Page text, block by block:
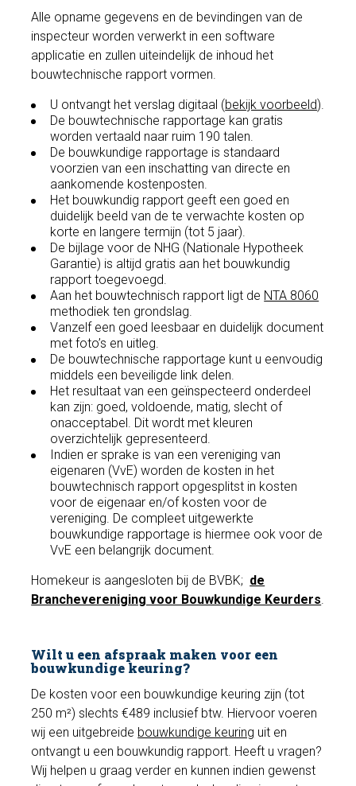
Alle opname gegevens en de bevindingen van de
inspecteur worden verwerkt in een software
applicatie en zullen uiteindelijk de inhoud het
bouwtechnische rapport vormen.
U ontvangt het verslag digitaal (bekijk voorbeeld).
De bouwtechnische rapportage kan gratis
worden vertaald naar ruim 190 talen.
De bouwkundige rapportage is standaard
voorzien van een inschatting van directe en
aankomende kostenposten.
Het bouwkundig rapport geeft een goed en
duidelijk beeld van de te verwachte kosten op
korte en langere termijn (tot 5 jaar).
De bijlage voor de NHG (Nationale Hypotheek
Garantie) is altijd gratis aan het bouwkundig
rapport toegevoegd.
Aan het bouwtechnisch rapport ligt de NTA 8060
methodiek ten grondslag.
Vanzelf een goed leesbaar en duidelijk document
met foto’s en uitleg.
De bouwtechnische rapportage kunt u eenvoudig
middels een beveiligde link delen.
Het resultaat van een geïnspecteerd onderdeel
kan zijn: goed, voldoende, matig, slecht of
onacceptabel. Dit wordt met kleuren
overzichtelijk gepresenteerd.
Indien er sprake is van een vereniging van
eigenaren (VvE) worden de kosten in het
bouwtechnisch rapport opgesplitst in kosten
voor de eigenaar en/of kosten voor de
vereniging. De compleet uitgewerkte
bouwkundige rapportage is hiermee ook voor de
VvE een belangrijk document.
Homekeur is aangesloten bij de BVBK; de
Branchevereniging voor Bouwkundige Keurders
Wilt u een afspraak maken voor een
bouwkundige keuring?
De kosten voor een bouwkundige keuring zijn (tot
250 m²) slechts €489 inclusief btw. Hiervoor voeren
wij een uitgebreide bouwkundige keuring uit en
ontvangt u een bouwkundig rapport. Heeft u vragen?
Wij helpen u graag verder en kunnen indien gewenst